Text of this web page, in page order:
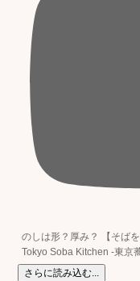
のしは形？厚み？ 【そば
Tokyo Soba Kitchen -東京
さらに読み込む...